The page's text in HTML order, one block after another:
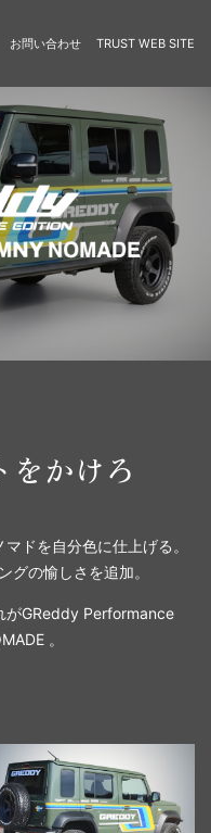
お問い合わせ TRUST WEB SITE
をかけろ
ドを自分色に仕上げる。
グの愉しさを追加。
がGReddy Performance
。